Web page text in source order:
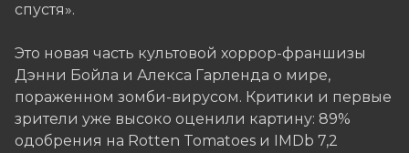
спустя».
Это новая часть культовой хоррор-франшизы
Дэнни Бойла и Алекса Гарленда о мире,
пораженном зомби-вирусом. Критики и первые
зрители уже высоко оценили картину: 89%
одобрения на Rotten Tomatoes и IMDb 7,2